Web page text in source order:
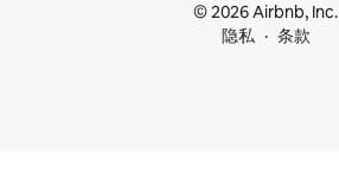
© 2026 Airbnb, Inc.
隐私
条款